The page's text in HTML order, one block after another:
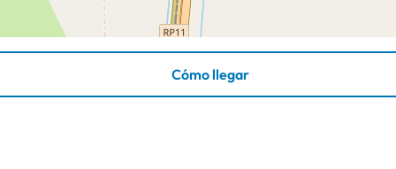
Cómo llegar